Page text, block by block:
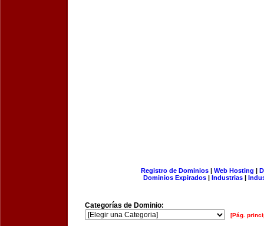
Registro de Dominios| Web Hosting |
Dominios Expirados | Industrias |
Categorías de Dominio:
[Pág.